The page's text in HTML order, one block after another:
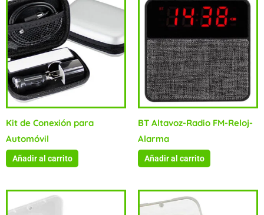
Kit de Conexión para
Automóvil
Añadir al carrito
BT Altavoz-Radio FM-Reloj-
Alarma
Añadir al carrito